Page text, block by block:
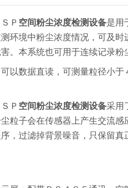
Ｐ 空间粉尘浓度检测设备是用
环境中粉尘浓度情况，可及
害。本系统也可用于连续记
以数据直读，可测量粒径小
Ｐ 空间粉尘浓度检测设备采用
粒子会在传感器上产生交流
，过滤掉背景噪音，只保留